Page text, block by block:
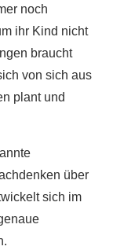
noch
ihr Kind nicht
braucht
von sich aus
plant und
über
sich im